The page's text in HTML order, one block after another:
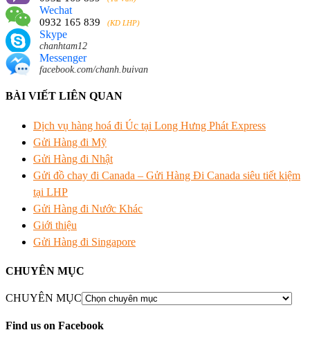
Wechat
0932 165 839 (KD LHP)
Skype
chanhtam12
Messenger
facebook.com/chanh.buivan
BÀI VIẾT LIÊN QUAN
Dịch vụ hàng hoá đi Úc tại Long Hưng Phát Express
Gửi Hàng đi Mỹ
Gửi Hàng đi Nhật
Gửi đồ chay đi Canada – Gửi Hàng Đi Canada siêu tiết kiệm
tại LHP
Gửi Hàng đi Nước Khác
Giới thiệu
Gửi Hàng đi Singapore
CHUYÊN MỤC
CHUYÊN MỤC
Find us on Facebook